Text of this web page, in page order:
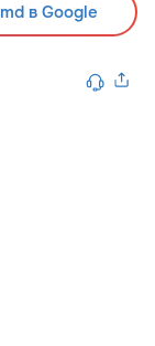
в Google